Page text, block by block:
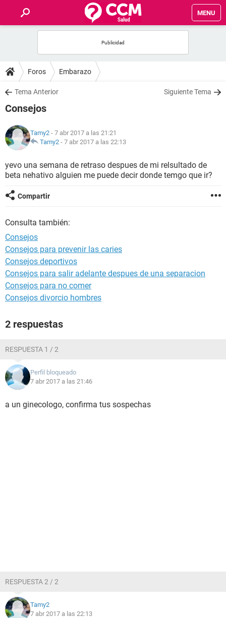
MENU
FOROS
SALUD
FAMILIA
NUTRICIÓN
BIENESTAR
SEXUALIDAD
GLOSARIO
Foros Embarazo
Tema Anterior Siguiente Tema
Consejos
Tamy2 - 7 abr 2017 a las 21:21
Tamy2 - 7 abr 2017 a las 22:13
yevo una semana de retraso despues de mi relsultado de
beta nehativo alguien me puede decir donde temgo que ir?
Compartir
Consulta también:
Consejos
Consejos para prevenir las caries
Consejos deportivos
Consejos para salir adelante despues de una separacion
Consejos para no comer
Consejos divorcio hombres
2 respuestas
RESPUESTA 1 / 2
Perfil bloqueado
7 abr 2017 a las 21:46
a un ginecologo, confirma tus sospechas
RESPUESTA 2 / 2
Tamy2
7 abr 2017 a las 22:13